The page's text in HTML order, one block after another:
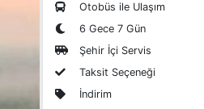
Otobüs ile Ulaşım
6 Gece 7 Gün
Şehir İçi Servis
Taksit Seçeneği
İndirim